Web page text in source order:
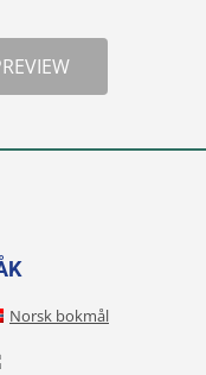
Norsk bokmål